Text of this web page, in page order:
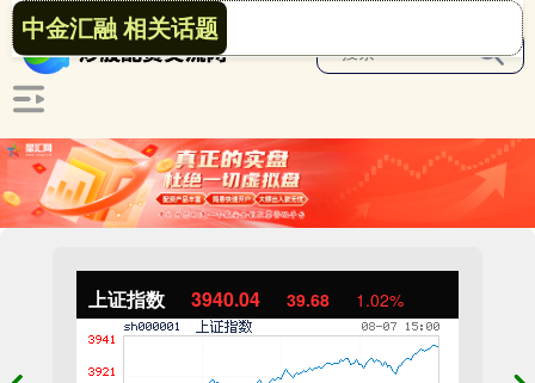
上证指数 3940.04 39.68 1.02%
中金汇融 相关话题